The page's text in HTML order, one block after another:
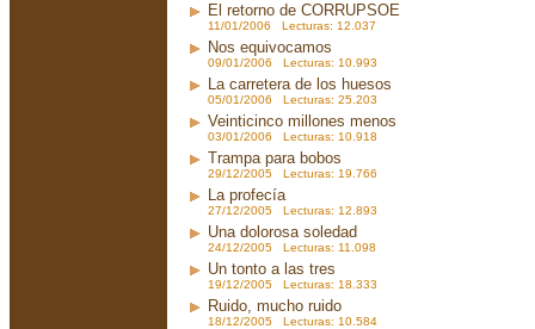
El retorno de CORRUPSOE
11/01/2006 Lecturas: 12.037
Nos equivocamos
09/01/2006 Lecturas: 10.993
La carretera de los huesos
05/01/2006 Lecturas: 25.203
Veinticinco millones menos
03/01/2006 Lecturas: 10.918
Trampa para bobos
29/12/2005 Lecturas: 19.766
La profecía
27/12/2005 Lecturas: 12.893
Una dolorosa soledad
24/12/2005 Lecturas: 11.098
Un tonto a las tres
19/12/2005 Lecturas: 18.333
Ruido, mucho ruido
18/12/2005 Lecturas: 10.584